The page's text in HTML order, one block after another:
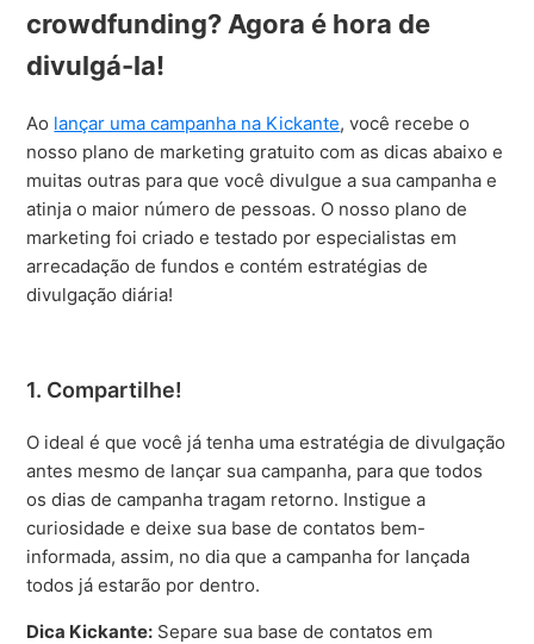
crowdfunding? Agora é hora de
divulgá-la!
Ao lançar uma campanha na Kickante, você recebe o
nosso plano de marketing gratuito com as dicas abaixo e
muitas outras para que você divulgue a sua campanha e
atinja o maior número de pessoas. O nosso plano de
marketing foi criado e testado por especialistas em
arrecadação de fundos e contém estratégias de
divulgação diária!
1. Compartilhe!
O ideal é que você já tenha uma estratégia de divulgação
antes mesmo de lançar sua campanha, para que todos
os dias de campanha tragam retorno. Instigue a
curiosidade e deixe sua base de contatos bem-
informada, assim, no dia que a campanha for lançada
todos já estarão por dentro.
Dica Kickante: Separe sua base de contatos em